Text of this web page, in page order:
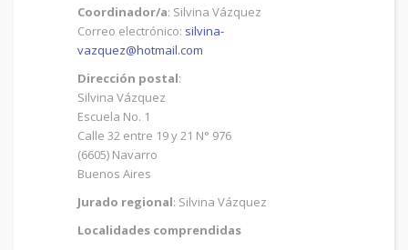
Coordinador/a: Silvina Vázquez
Correo electrónico: silvina-
vazquez@hotmail.com
Dirección postal:
Silvina Vázquez
Escuela No. 1
Calle 32 entre 19 y 21 N° 976
(6605) Navarro
Buenos Aires
Jurado regional: Silvina Vázquez
Localidades comprendidas